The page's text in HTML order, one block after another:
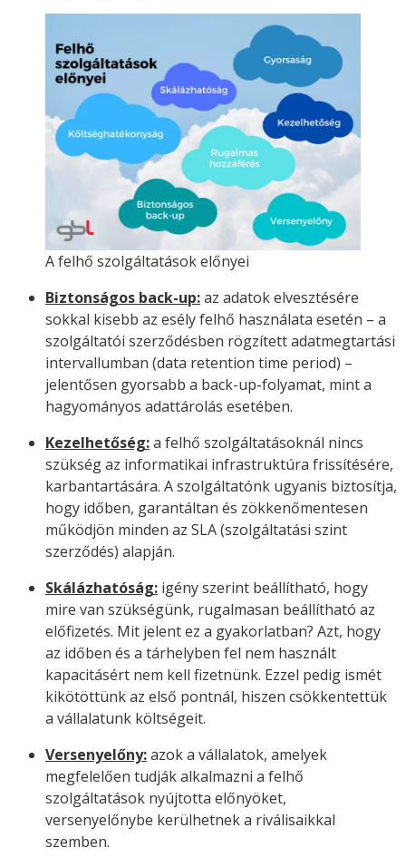
A felhő szolgáltatások előnyei
Biztonságos back-up:az adatok elvesztésére
sokkal kisebb az esély felhő használata esetén – a
szolgáltatói szerződésben rögzített adatmegtartási
intervallumban (data retention time period) –
jelentősen gyorsabb a back-up-folyamat, mint a
hagyományos adattárolás esetében.
Kezelhetőség:a felhő szolgáltatásoknál nincs
szükség az informatikai infrastruktúra frissítésére,
karbantartására. A szolgáltatónk ugyanis biztosítja,
hogy időben, garantáltan és zökkenőmentesen
működjön minden az SLA (szolgáltatási szint
szerződés) alapján.
Skálázhatóság: igény szerint beállítható, hogy
mire van szükségünk, rugalmasan beállítható az
előfizetés. Mit jelent ez a gyakorlatban? Azt, hogy
az időben és a tárhelyben fel nem használt
kapacitásért nem kell fizetnünk. Ezzel pedig ismét
kikötöttünk az első pontnál, hiszen csökkentettük
a vállalatunk költségeit.
Versenyelőny:azok a vállalatok, amelyek
megfelelően tudják alkalmazni a felhő
szolgáltatások nyújtotta előnyöket,
versenyelőnybe kerülhetnek a riválisaikkal
szemben.